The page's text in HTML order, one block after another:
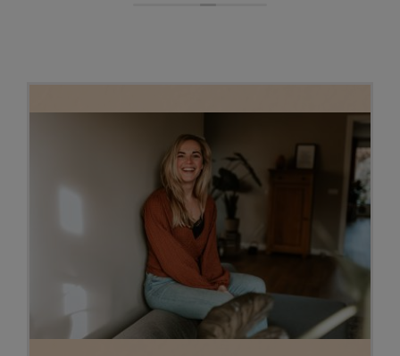
eindresultaat. Ik ben mega tevreden en zou
te gaan voor mooie content.